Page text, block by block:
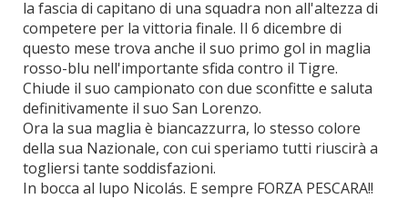
la fascia di capitano di una squadra non all'altezza di
competere per la vittoria finale. Il 6 dicembre di
questo mese trova anche il suo primo gol in maglia
rosso-blu nell'importante sfida contro il Tigre.
Chiude il suo campionato con due sconfitte e saluta
definitivamente il suo San Lorenzo.
Ora la sua maglia è biancazzurra, lo stesso colore
della sua Nazionale, con cui speriamo tutti riuscirà a
togliersi tante soddisfazioni.
In bocca al lupo Nicolás. E sempre FORZA PESCARA!!